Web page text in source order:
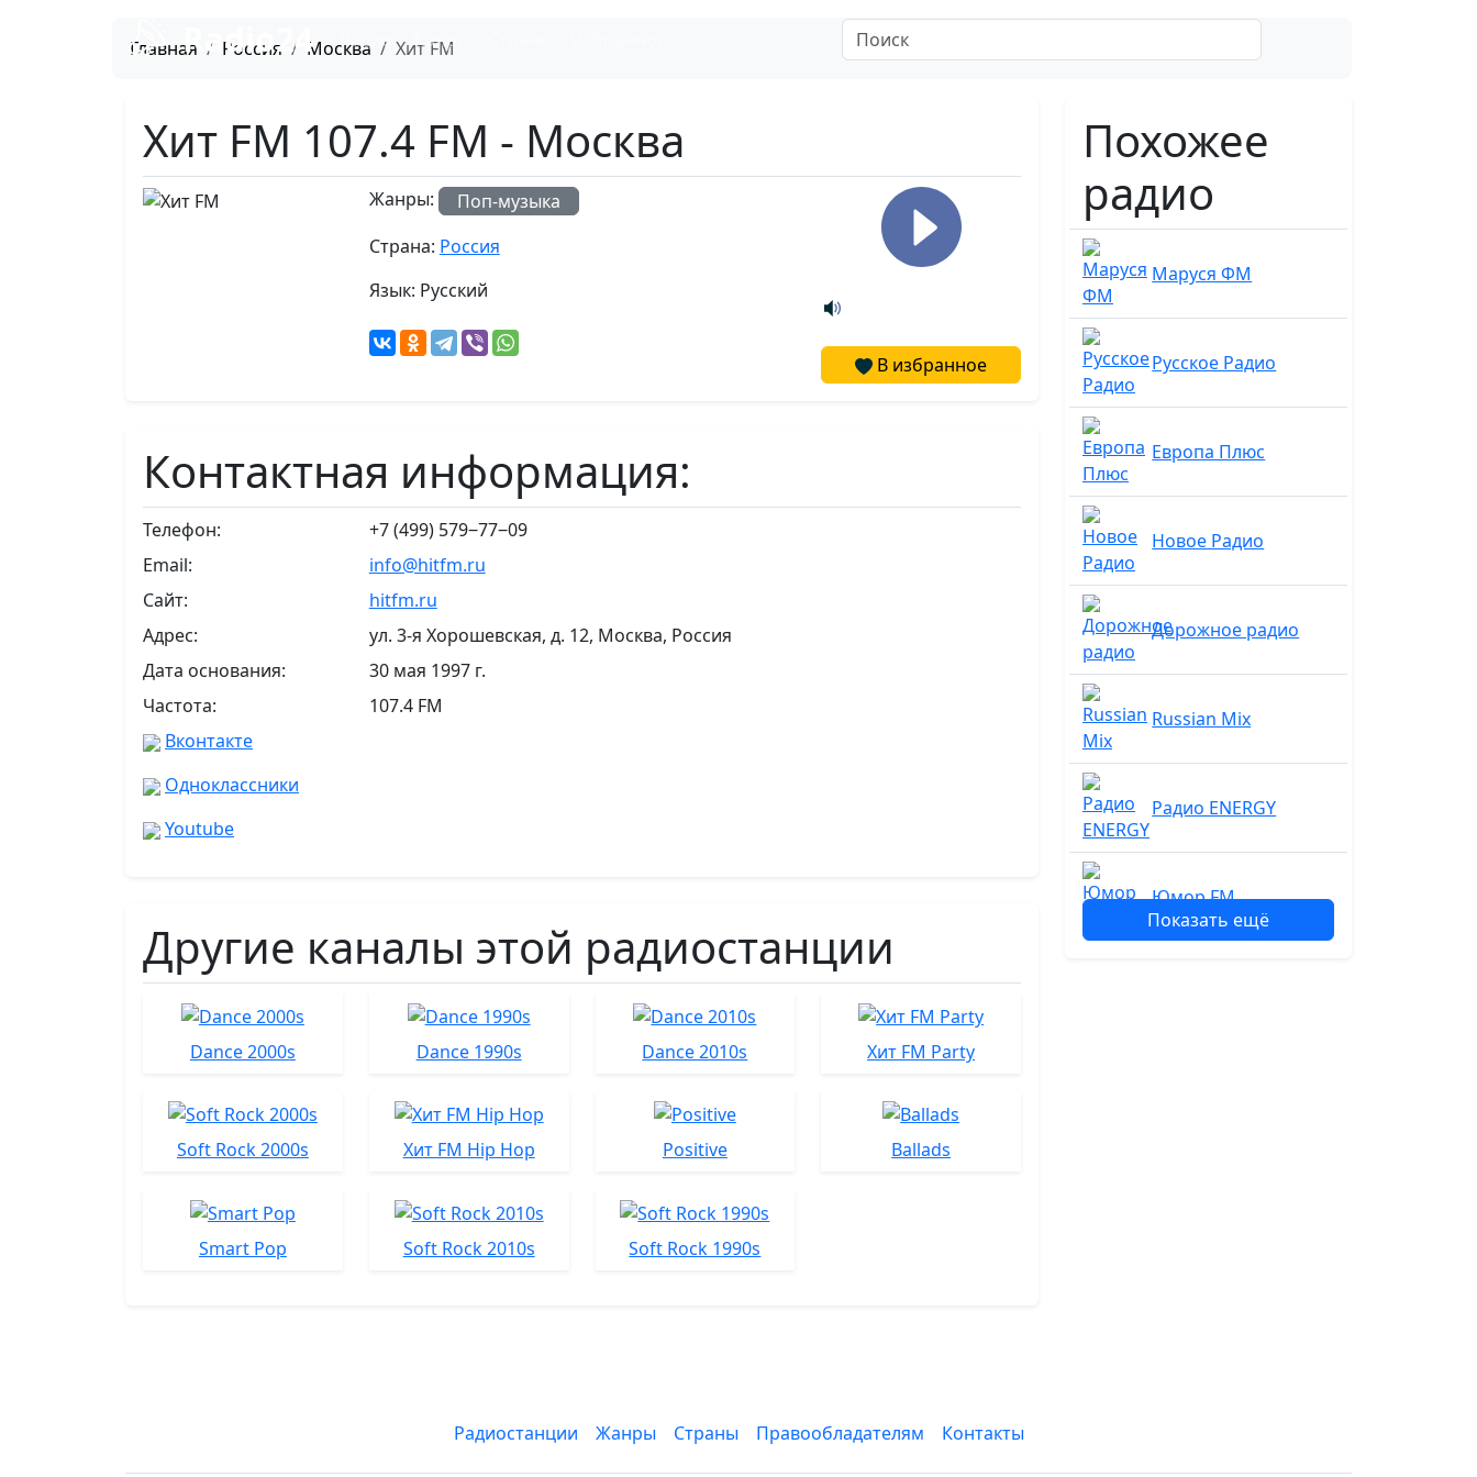
Radio24 Радио Жанры
Главная Россия Москва Хит FM
Хит FM 107.4 FM - Москва
Жанры:
Поп-музыка
Страна: Россия
Язык: Русский
В избранное
Контактная информация:
Телефон:
+7 (499) 579‒77‒09
Email:
info@hitfm.ru
Сайт:
hitfm.ru
Адрес:
ул. 3-я Хорошевская, д. 12, Москва, Россия
Дата основания:
30 мая 1997 г.
Частота:
107.4 FM
Вконтакте
Одноклассники
Youtube
Другие каналы этой радиостанции
Dance 2000s Dance 1990s Dance 2010s Хит FM Party
Soft Rock 2000s Хит FM Hip Hop Positive Ballads
Smart Pop Soft Rock 2010s Soft Rock 1990s
Похожее
радио
Маруся ФМ
Русское Радио
Европа Плюс
Новое Радио
Дорожное радио
Russian Mix
Радио ENERGY
Юмор FM
Показать ещё
Радиостанции Жанры Страны Правообладателям Контакты